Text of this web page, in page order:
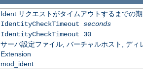
Ident リクエストがタイムアウトするまでの
IdentityCheckTimeout seconds
IdentityCheckTimeout 30
サーバ設定ファイル, バーチャルホスト, ディ
Extension
mod_ident